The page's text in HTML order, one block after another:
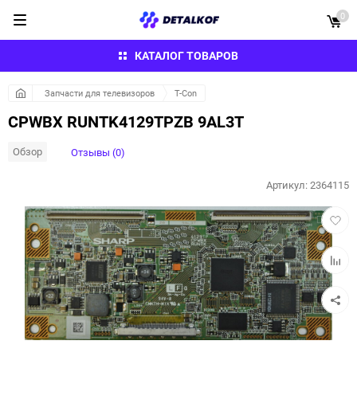
КАТАЛОГ ТОВАРОВ
0
Запчасти для телевизоров T-Con
CPWBX RUNTK4129TPZB 9AL3T
Обзор Отзывы (0)
в
к
Артикул:2364115